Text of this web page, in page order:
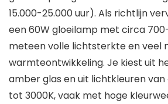
15.000-25.000 uur). Als richtlijn
een 60W gloeilamp met circa
meteen volle lichtsterkte en veel
warmteontwikkeling. Je kiest uit
amber glas en uit lichtkleuren
tot 3000K, vaak met hoge